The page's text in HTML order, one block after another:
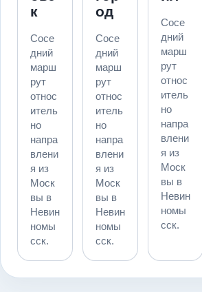
к
Сосе
дний
марш
рут
относ
итель
но
напра
влени
я из
Моск
вы в
Невин
номы
сск.
од
Сосе
дний
марш
рут
относ
итель
но
напра
влени
я из
Моск
вы в
Невин
номы
сск.
Сосе
дний
марш
рут
относ
итель
но
напра
влени
я из
Моск
вы в
Невин
номы
сск.